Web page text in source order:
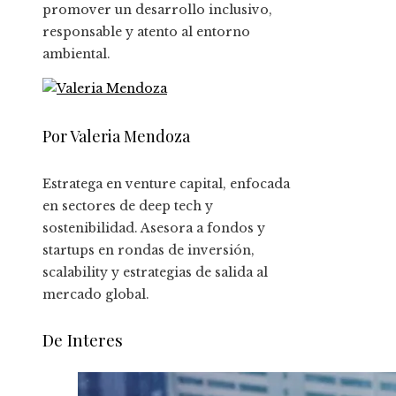
promover un desarrollo inclusivo,
responsable y atento al entorno
ambiental.
Por Valeria Mendoza
Estratega en venture capital, enfocada
en sectores de deep tech y
sostenibilidad. Asesora a fondos y
startups en rondas de inversión,
scalability y estrategias de salida al
mercado global.
De Interes